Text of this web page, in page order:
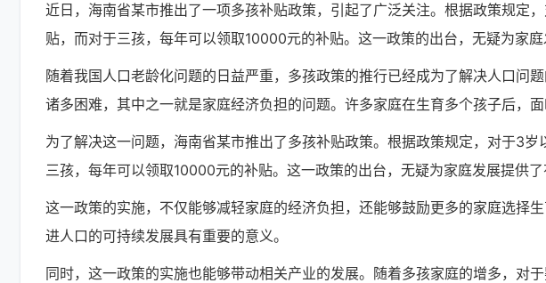
近日，海南省某市推出了一项多孩补贴政策，引起了广泛关注。根据政策规定
贴，而对于三孩，每年可以领取10000元的补贴。这一政策的出台，无疑为家庭
随着我国人口老龄化问题的日益严重，多孩政策的推行已经成为了解决人口问
诸多困难，其中之一就是家庭经济负担的问题。许多家庭在生育多个孩子后，
为了解决这一问题，海南省某市推出了多孩补贴政策。根据政策规定，对于3
三孩，每年可以领取10000元的补贴。这一政策的出台，无疑为家庭发展提供了
这一政策的实施，不仅能够减轻家庭的经济负担，还能够鼓励更多的家庭选择
进人口的可持续发展具有重要的意义。
同时，这一政策的实施也能够带动相关产业的发展。随着多孩家庭的增多，对